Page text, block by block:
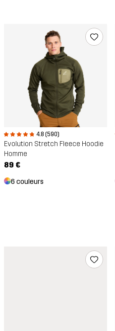
4.8 (590)
Evolution Stretch Fleece Hoodie
Homme
89 €
6 couleurs